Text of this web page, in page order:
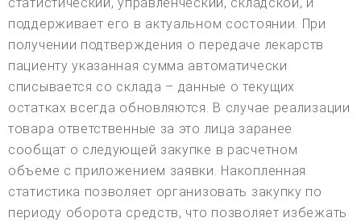
поддерживает его в актуальном состоянии. При
получении подтверждения о передаче лекарств
пациенту указанная сумма автоматически
списывается со склада – данные о текущих
остатках всегда обновляются. В случае реализации
товара ответственные за это лица заранее
сообщат о следующей закупке в расчетном
объеме с приложением заявки. Накопленная
статистика позволяет организовать закупку по
периоду оборота средств, что позволяет избежать